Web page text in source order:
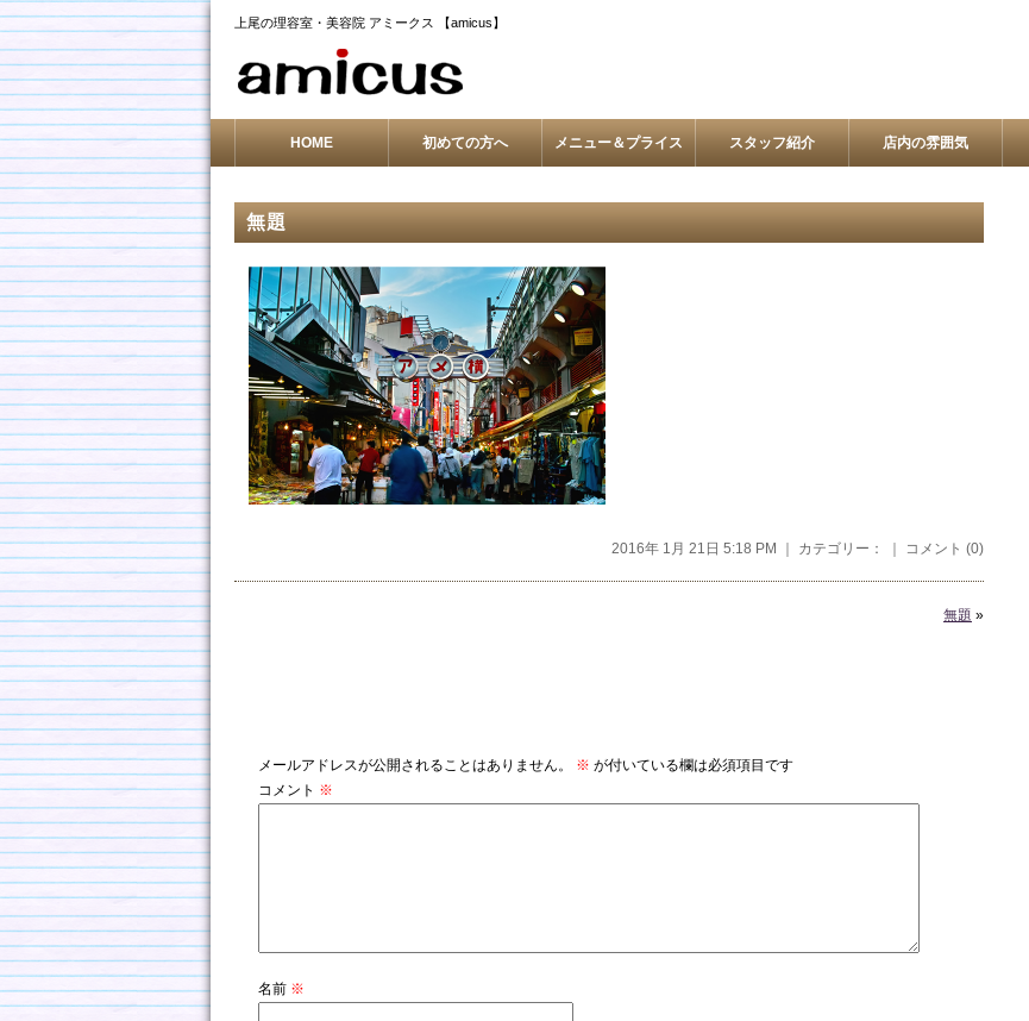
上尾の理容室・美容院 アミークス 【amicus】
HOME 初めての方へ メニュー＆プライス スタッフ紹介 店内の雰囲気
無題
2016年 1月 21日 5:18 PM ｜ カテゴリー： ｜ コメント (0)
無題 »
メールアドレスが公開されることはありません。 ※ が付いている欄は必須項目です
コメント ※
名前 ※